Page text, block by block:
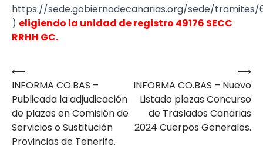
https://sede.gobiernodecanarias.org/sede/tramites/
) eligiendo la unidad de registro 49176 SECC
RRHH GC.
Navegación
de
entradas
⟵
INFORMA CO.BAS –
Publicada la adjudicación
de plazas en Comisión de
Servicios o Sustitución
Provincias de Tenerife.
INFORMA CO.BAS – Nuevo
Listado plazas Concurso
de Traslados Canarias
2024 Cuerpos Generales.
⟶